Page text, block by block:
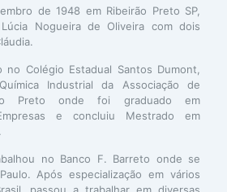
de 1948 em Ribeirão Preto SP,
Nogueira de Oliveira com dois
no Colégio Estadual Santos Dumont,
Industrial da Associação de
Preto onde foi graduado em
e concluiu Mestrado em
no Banco F. Barreto onde se
Após especialização em vários